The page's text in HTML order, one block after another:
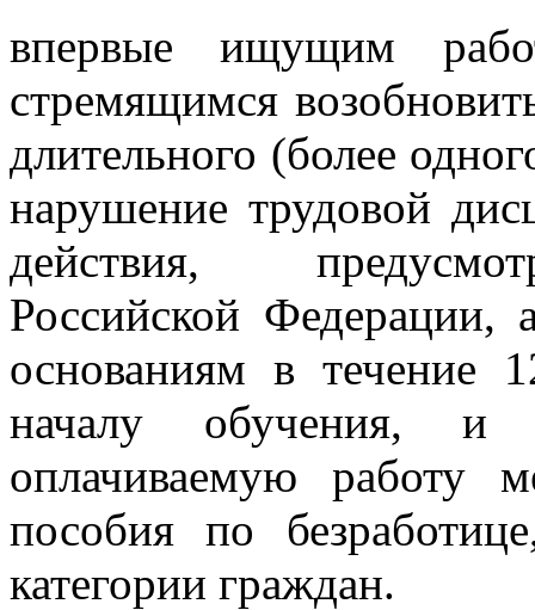
впервые ищущим
стремящимся
длительного (более
нарушение трудовой
действия,
Российской
основаниям в течение
началу обучения,
оплачиваемую работу
пособия по
категории граждан.